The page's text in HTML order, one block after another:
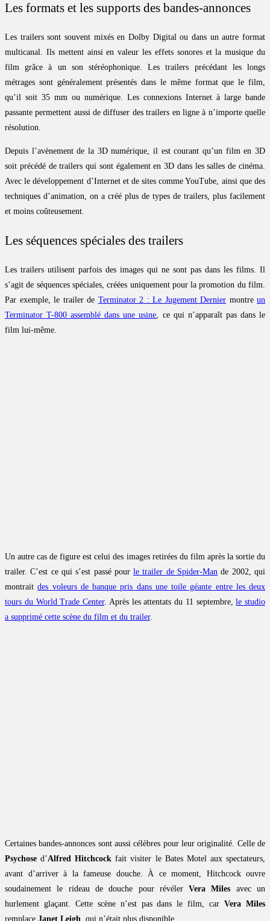
Les formats et les supports des bandes-annonces
Les trailers sont souvent mixés en Dolby Digital ou dans un autre format
multicanal. Ils mettent ainsi en valeur les effets sonores et la musique du
film grâce à un son stéréophonique. Les trailers précédant les longs
métrages sont généralement présentés dans le même format que le film,
qu’il soit 35 mm ou numérique. Les connexions Internet à large bande
passante permettent aussi de diffuser des trailers en ligne à n’importe quelle
résolution.
Depuis l’avènement de la 3D numérique, il est courant qu’un film en 3D
soit précédé de trailers qui sont également en 3D dans les salles de cinéma.
Avec le développement d’Internet et de sites comme YouTube, ainsi que des
techniques d’animation, on a créé plus de types de trailers, plus facilement
et moins coûteusement.
Les séquences spéciales des trailers
Les trailers utilisent parfois des images qui ne sont pas dans les films. Il
s’agit de séquences spéciales, créées uniquement pour la promotion du film.
Par exemple, le trailer de Terminator 2 : Le Jugement Dernier montre un
Terminator T-800 assemblé dans une usine, ce qui n’apparaît pas dans le
film lui-même.
Un autre cas de figure est celui des images retirées du film après la sortie du
trailer. C’est ce qui s’est passé pourle trailer de Spider-Man de 2002, qui
montraitdes voleurs de banque pris dans une toile géante entre les deux
tours du World Trade Center. Après les attentats du 11 septembre,le studio
a supprimé cette scène du film et du trailer.
Certaines bandes-annonces sont aussi célèbres pour leur originalité. Celle de
Psychose d’Alfred Hitchcock fait visiter le Bates Motel aux spectateurs,
avant d’arriver à la fameuse douche. À ce moment, Hitchcock ouvre
soudainement le rideau de douche pour révélerVera Miles avec un
hurlement glaçant. Cette scène n’est pas dans le film, carVera Miles
remplace Janet Leigh , qui n’était plus disponible.